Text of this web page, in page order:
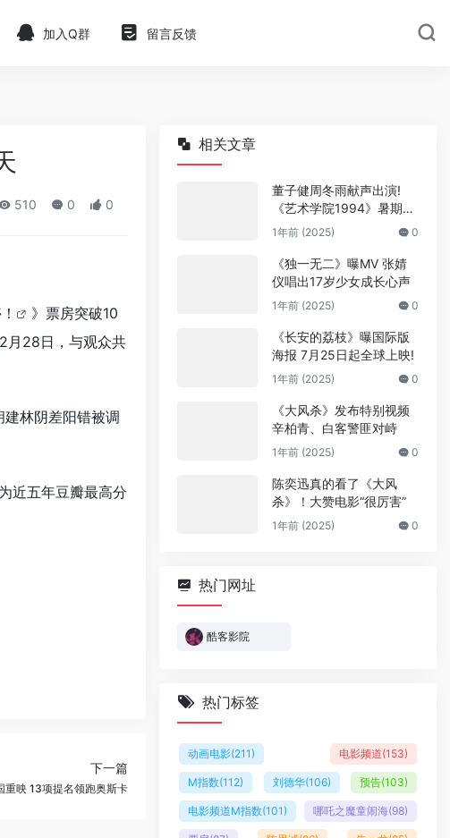
加入Q群 留言反馈
510 0 0
》票房突破10
月28日，与观众共
建林阴差阳错被调
近五年豆瓣最高分
下一篇
重映 13项提名领跑奥斯卡
相关文章
董子健周冬雨献声出演!
《艺术学院1994》暑期上
映
1年前 (2025) 0
《独一无二》曝MV 张婧
仪唱出17岁少女成长心声
1年前 (2025) 0
《长安的荔枝》曝国际版
海报 7月25日起全球上映!
1年前 (2025) 0
《大风杀》发布特别视频
辛柏青、白客警匪对峙
1年前 (2025) 0
陈奕迅真的看了《大风
杀》！大赞电影“很厉害”
1年前 (2025) 0
热门网址
酷客影院
热门标签
动画电影(211) 电影频道(153)
M指数(112) 刘德华(106) 预告(103)
电影频道M指数(101) 哪吒之魔童闹海(98)